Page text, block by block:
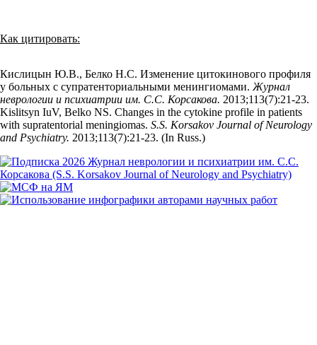
Как цитировать:
Кислицын Ю.В., Белко Н.С. Изменение цитокинового профиля
у больных с супратенториальными менингиомами. Журнал
неврологии и психиатрии им. С.С. Корсакова. 2013;113(7):21‑23.
Kislitsyn IuV, Belko NS. Changes in the cytokine profile in patients
with supratentorial meningiomas. S.S. Korsakov Journal of Neurology
and Psychiatry. 2013;113(7):21‑23. (In Russ.)